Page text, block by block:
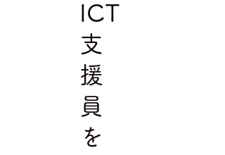
ICT
支
援
員
を